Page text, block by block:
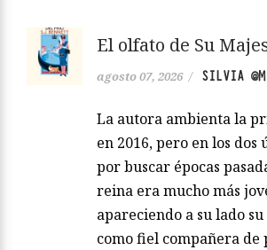
El olfato de Su
agosto 07, 2026 / SILVIA
La autora ambienta la
en 2016, pero en los dos
por buscar épocas
reina era mucho más
apareciendo a su lado
como fiel compañera de